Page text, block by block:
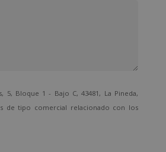
5, Bloque 1 - Bajo C, 43481, La Pineda,
de tipo comercial relacionado con los